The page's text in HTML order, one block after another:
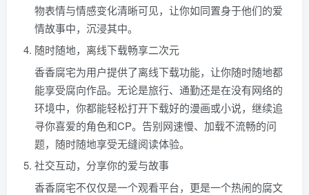
物表情与情感变化清晰可见，让你如同置身于他们的爱
情故事中，沉浸其中。
随时随地，离线下载畅享二次元
香香腐宅为用户提供了离线下载功能，让你随时随地都
能享受腐向作品。无论是旅行、通勤还是在没有网络的
环境中，你都能轻松打开下载好的漫画或小说，继续追
寻你喜爱的角色和CP。告别网速慢、加载不流畅的问
题，随时随地享受无缝阅读体验。
社交互动，分享你的爱与故事
香香腐宅不仅仅是一个观看平台，更是一个热闹的腐文